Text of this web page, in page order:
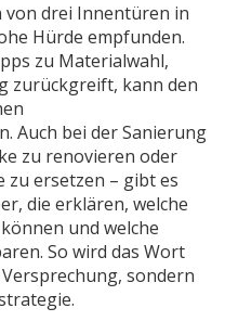
von drei Innentüren in
Hürde empfunden.
zu Materialwahl,
zurückgreift, kann den
Auch bei der Sanierung
zu renovieren oder
zu ersetzen – gibt es
die erklären, welche
und welche
So wird das Wort
sondern